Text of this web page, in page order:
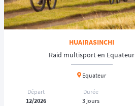
HUAIRASINCHI
Raid multisport en Equateur
Equateur
Départ
12/2026
Durée
3 jours